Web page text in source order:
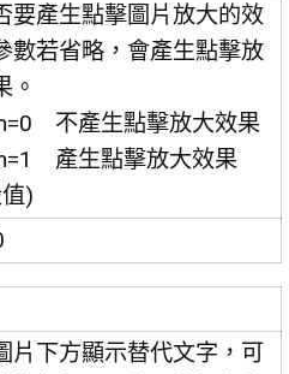
要產生點擊圖片放大的效
數若省略，會產生點擊放
。
不產生點擊放大效果
產生點擊放大效果
)
片下方顯示替代文字，可